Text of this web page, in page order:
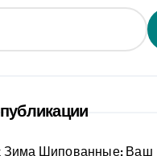
Зима Шипованные: Ваш